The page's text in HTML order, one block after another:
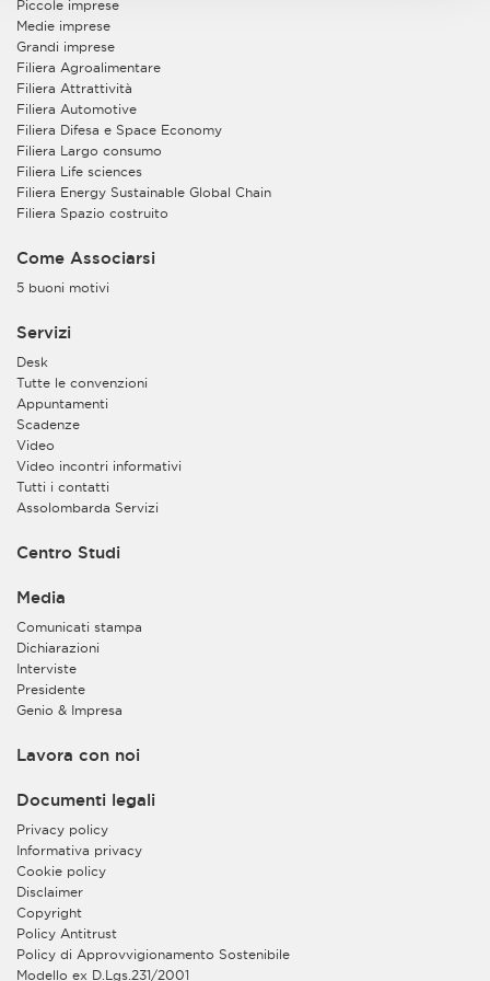
Piccole imprese
Medie imprese
Grandi imprese
Filiera Agroalimentare
Filiera Attrattività
Filiera Automotive
Filiera Difesa e Space Economy
Filiera Largo consumo
Filiera Life sciences
Filiera Energy Sustainable Global Chain
Filiera Spazio costruito
Come Associarsi
5 buoni motivi
Servizi
Desk
Tutte le convenzioni
Appuntamenti
Scadenze
Video
Video incontri informativi
Tutti i contatti
Assolombarda Servizi
Centro Studi
Media
Comunicati stampa
Dichiarazioni
Interviste
Presidente
Genio & Impresa
Lavora con noi
Documenti legali
Privacy policy
Informativa privacy
Cookie policy
Disclaimer
Copyright
Policy Antitrust
Policy di Approvvigionamento Sostenibile
Modello ex D.Lgs.231/2001